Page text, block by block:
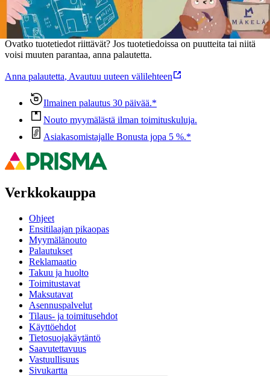
Oletko tyytyväinen tuotetietoihin?
Ovatko tuotetiedot riittävät? Jos tuotetiedoissa on puutteita tai niitä
voisi muuten parantaa, anna palautetta.
Anna palautetta, Avautuu uuteen välilehteen
Ilmainen palautus 30 päivää.*
Nouto myymälästä ilman toimituskuluja.
Asiakasomistajalle Bonusta jopa 5 %.*
Verkkokauppa
Ohjeet
Ensitilaajan pikaopas
Myymälänouto
Palautukset
Reklamaatio
Takuu ja huolto
Toimitustavat
Maksutavat
Asennuspalvelut
Tilaus- ja toimitusehdot
Käyttöehdot
Tietosuojakäytäntö
Saavutettavuus
Vastuullisuus
Sivukartta